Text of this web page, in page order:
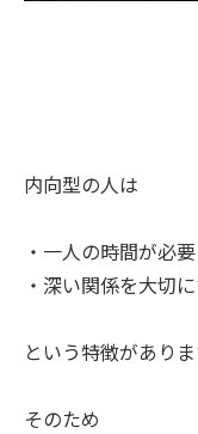
内向型の人は
・一人の時間が必要
・深い関係を大切
という特徴がありま
そのため